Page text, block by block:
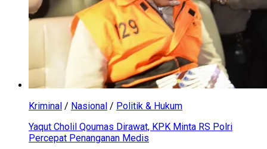
Kriminal / Nasional / Politik & Hukum
Yaqut Cholil Qoumas Dirawat, KPK Minta RS Polri
Percepat Penanganan Medis